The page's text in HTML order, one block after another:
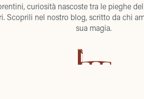
curiosità nascoste tra le pieghe
Scoprili nel nostro blog, scritto da chi
sua magia.